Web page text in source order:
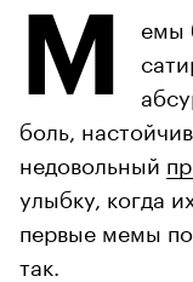
М
емы
боль,
недовольный
улыбку, когда
первые мемы
так.